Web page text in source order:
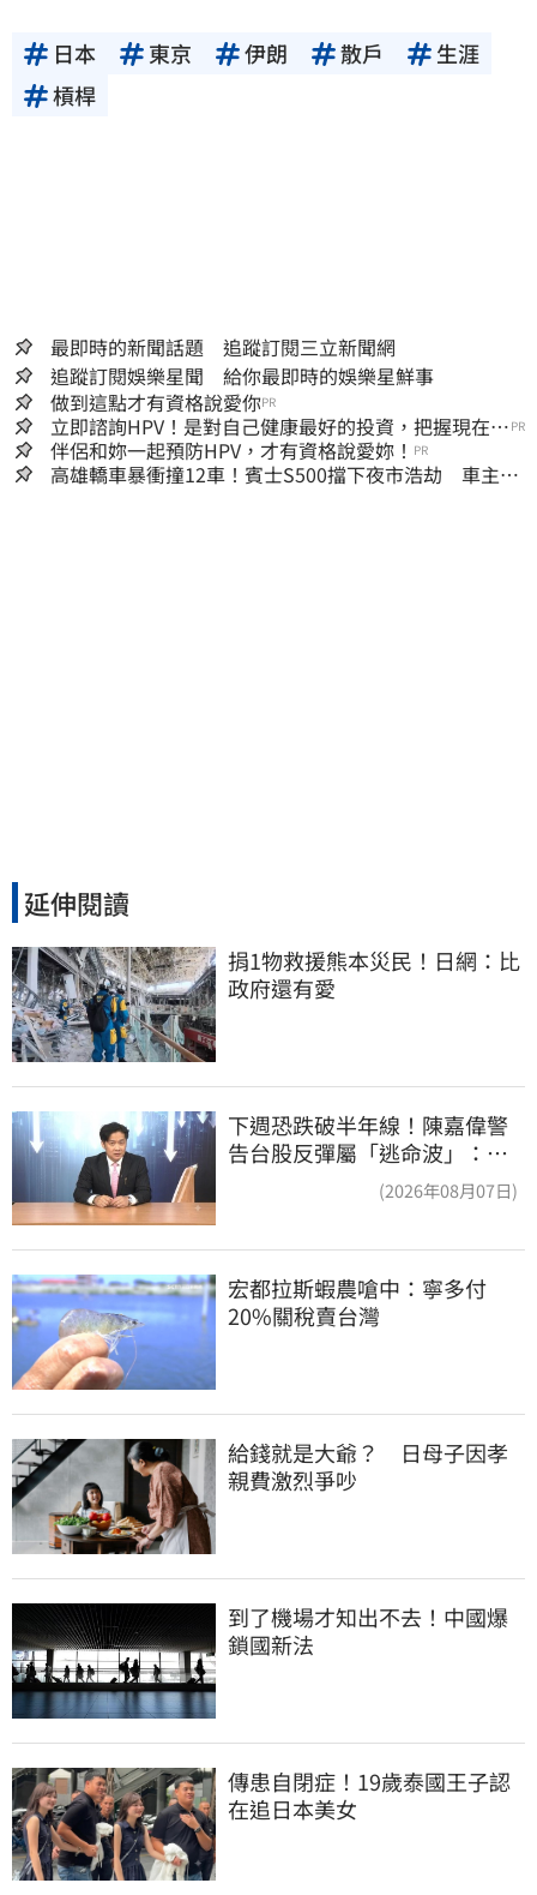
日本 東京 伊朗 散戶
生涯
槓桿
最即時的新聞話題 追蹤訂閱三立新聞網
追蹤訂閱娛樂星聞 給你最即時的娛樂星鮮事
做到這點才有資格說愛你PR
立即諮詢HPV！是對自己健康最好的投資，把握現在不
嫌晚！
PR
伴侶和妳一起預防HPV，才有資格說愛妳！ PR
高雄轎車暴衝撞12車！賓士S500擋下夜市浩劫 車主大
延伸閱讀
捐1物救援熊本災民！日網：比
政府還有愛
下週恐跌破半年線！陳嘉偉警
告台股反彈屬「逃命波」：空
(2026年08月07日)
宏都拉斯蝦農嗆中：寧多付
20%關稅賣台灣
給錢就是大爺？　日母子因孝
親費激烈爭吵
到了機場才知出不去！中國爆
鎖國新法
傳患自閉症！19歲泰國王子認
在追日本美女